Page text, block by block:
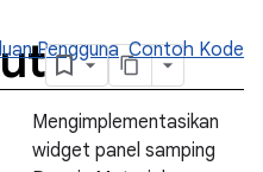
Pengguna Contoh Kode
Mengimplementasikan
widget panel samping